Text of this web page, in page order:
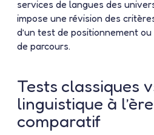
services de langues des
impose une révision des
d’un test de positionnement
de parcours.
Tests classiques
linguistique à
comparatif